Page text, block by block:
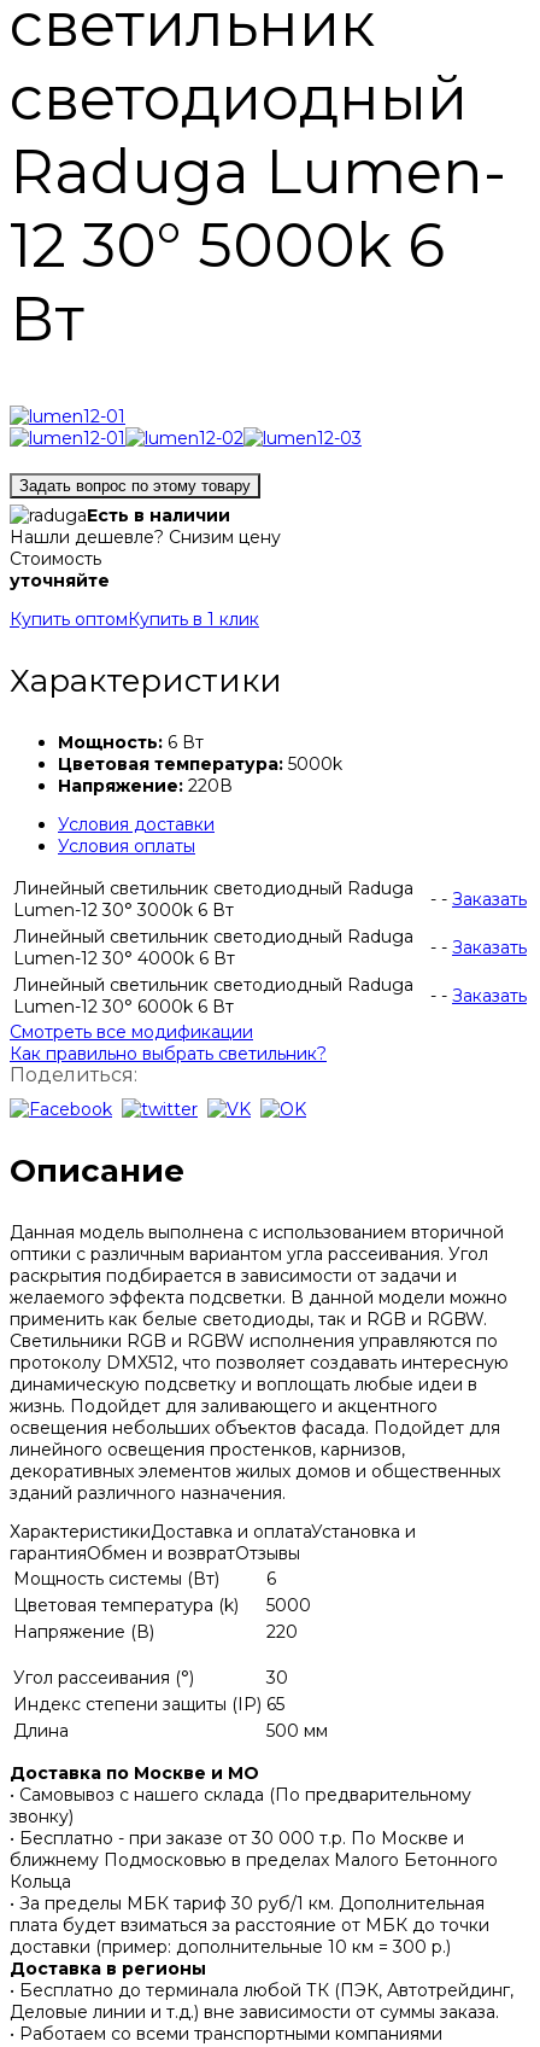
светильник
светодиодный
Raduga Lumen-
12 30° 5000k 6
Вт
Задать вопрос по этому товару
Есть в наличии
Нашли дешевле? Снизим цену
Стоимость
уточняйте
Купить оптом Купить в 1 клик
Характеристики
Мощность: 6 Вт
Цветовая температура: 5000k
Напряжение: 220В
Условия доставки
Условия оплаты
Линейный светильник светодиодный Raduga
Lumen-12 30° 3000k 6 Вт
- - Заказать
Линейный светильник светодиодный Raduga
Lumen-12 30° 4000k 6 Вт
- - Заказать
Линейный светильник светодиодный Raduga
Lumen-12 30° 6000k 6 Вт
- - Заказать
Смотреть все модификации
Как правильно выбрать светильник?
Поделиться:
Описание
Данная модель выполнена с использованием вторичной
оптики с различным вариантом угла рассеивания. Угол
раскрытия подбирается в зависимости от задачи и
желаемого эффекта подсветки. В данной модели можно
применить как белые светодиоды, так и RGB и RGBW.
Светильники RGB и RGBW исполнения управляются по
протоколу DMX512, что позволяет создавать интересную
динамическую подсветку и воплощать любые идеи в
жизнь. Подойдет для заливающего и акцентного
освещения небольших объектов фасада. Подойдет для
линейного освещения простенков, карнизов,
декоративных элементов жилых домов и общественных
зданий различного назначения.
ХарактеристикиДоставка и оплатаУстановка и
гарантияОбмен и возвратОтзывы
Мощность системы (Вт)
6
Цветовая температура (k)
5000
Напряжение (В)
220
Угол рассеивания (°)
30
Индекс степени защиты (IP) 65
Длина
500 мм
Доставка по Москве и МО
• Самовывоз с нашего склада (По предварительному
звонку)
• Бесплатно - при заказе от 30 000 т.р. По Москве и
ближнему Подмосковью в пределах Малого Бетонного
Кольца
• За пределы МБК тариф 30 руб/1 км. Дополнительная
плата будет взиматься за расстояние от МБК до точки
доставки (пример: дополнительные 10 км = 300 р.)
Доставка в регионы
• Бесплатно до терминала любой ТК (ПЭК, Автотрейдинг,
Деловые линии и т.д.) вне зависимости от суммы заказа.
• Работаем со всеми транспортными компаниями